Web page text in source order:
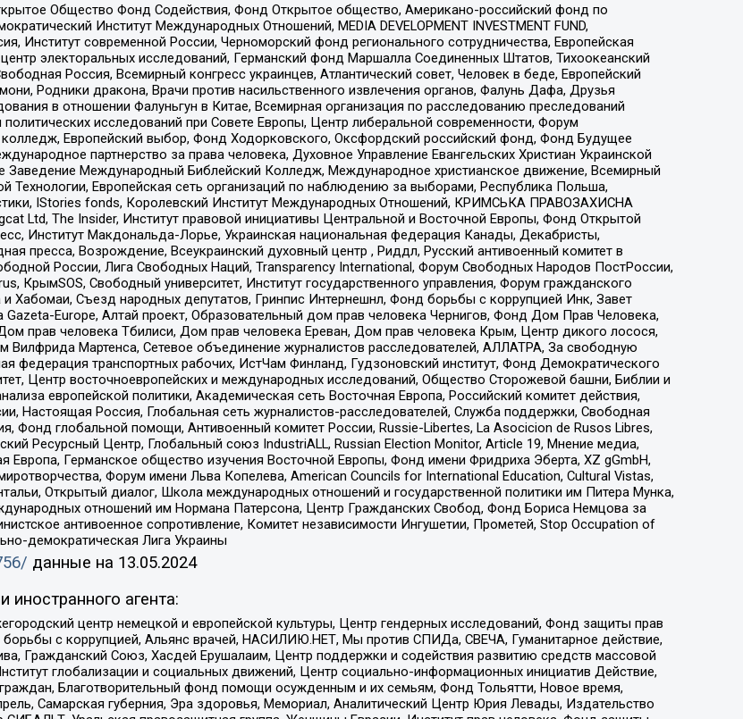
Общество Фонд Содействия, Фонд Открытое общество, Американо-российский фонд по
Институт Международных Отношений, MEDIA DEVELOPMENT INVESTMENT FUND,
Институт современной России, Черноморский фонд регионального сотрудничества, Европейская
электоральных исследований, Германский фонд Маршалла Соединенных Штатов, Тихоокеанский
Россия, Всемирный конгресс украинцев, Атлантический совет, Человек в беде, Европейский
Родники дракона, Врачи против насильственного извлечения органов, Фалунь Дафа, Друзья
в отношении Фалуньгун в Китае, Всемирная организация по расследованию преследований
исследований при Совете Европы, Центр либеральной современности, Форум
Европейский выбор, Фонд Ходорковского, Оксфордский российский фонд, Фонд Будущее
партнерство за права человека, Духовное Управление Евангельских Христиан Украинской
Заведение Международный Библейский Колледж, Международное христианское движение, Всемирный
Технологии, Европейская сеть организаций по наблюдению за выборами, Республика Польша,
IStories fonds, Королевский Институт Международных Отношений, КРИМСЬКА ПРАВОЗАХИСНА
Ltd, The Insider, Институт правовой инициативы Центральной и Восточной Европы, Фонд Открытой
Институт Макдональда-Лорье, Украинская национальная федерация Канады, Декабристы,
пресса, Возрождение, Всеукраинский духовный центр , Риддл, Русский антивоенный комитет в
России, Лига Свободных Наций, Transparеncy International, Форум Свободных Народов ПостРоссии,
КрымSOS, Свободный университет, Институт государственного управления, Форум гражданского
Хабомаи, Съезд народных депутатов, Гринпис Интернешнл, Фонд борьбы с коррупцией Инк, Завет
Europe, Алтай проект, Образовательный дом прав человека Чернигов, Фонд Дом Прав Человека,
прав человека Тбилиси, Дом прав человека Ереван, Дом прав человека Крым, Центр дикого лосося,
Вилфрида Мартенса, Сетевое объединение журналистов расследователей, АЛЛАТРА, За свободную
федерация транспортных рабочих, ИстЧам Финланд, Гудзоновский институт, Фонд Демократического
Центр восточноевропейских и международных исследований, Общество Сторожевой башни, Библии и
европейской политики, Академическая сеть Восточная Европа, Российский комитет действия,
Настоящая Россия, Глобальная сеть журналистов-расследователей, Служба поддержки, Свободная
Фонд глобальной помощи, Антивоенный комитет России, Russie-Libertes, La Asocicion de Rusos Libres,
Ресурсный Центр, Глобальный союз IndustriALL, Russian Election Monitor, Article 19, Мнение медиа,
Европа, Германское общество изучения Восточной Европы, Фонд имени Фридриха Эберта, XZ gGmbH,
Форум имени Льва Копелева, American Councils for International Education, Cultural Vistas,
Открытый диалог, Школа международных отношений и государственной политики им Питера Мунка,
отношений им Нормана Патерсона, Центр Гражданских Свобод, Фонд Бориса Немцова за
антивоенное сопротивление, Комитет независимости Ингушетии, Прометей, Stop Occupation of
демократическая Лига Украины
данные на 13.05.2024
агента:
центр немецкой и европейской культуры, Центр гендерных исследований, Фонд защиты прав
борьбы с коррупцией, Альянс врачей, НАСИЛИЮ.НЕТ, Мы против СПИДа, СВЕЧА, Гуманитарное действие,
Гражданский Союз, Хасдей Ерушалаим, Центр поддержки и содействия развитию средств массовой
глобализации и социальных движений, Центр социально-информационных инициатив Действие,
Благотворительный фонд помощи осужденным и их семьям, Фонд Тольятти, Новое время,
Самарская губерния, Эра здоровья, Мемориал, Аналитический Центр Юрия Левады, Издательство